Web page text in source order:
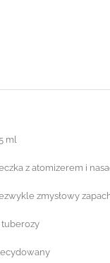
ml
z atomizerem i
zmysłowy
tuberozy